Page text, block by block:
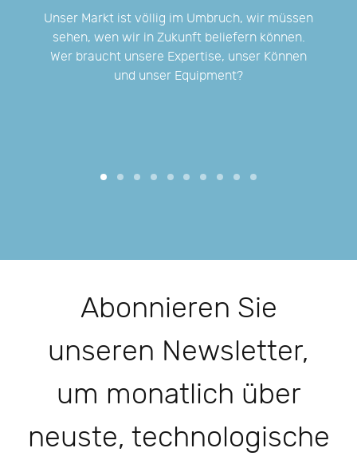
Unser Markt ist völlig im Umbruch, wir müssen
sehen, wen wir in Zukunft beliefern können.
Wer braucht unsere Expertise, unser Können
und unser Equipment?
Abonnieren Sie
unseren Newsletter,
um monatlich über
neuste, technologische